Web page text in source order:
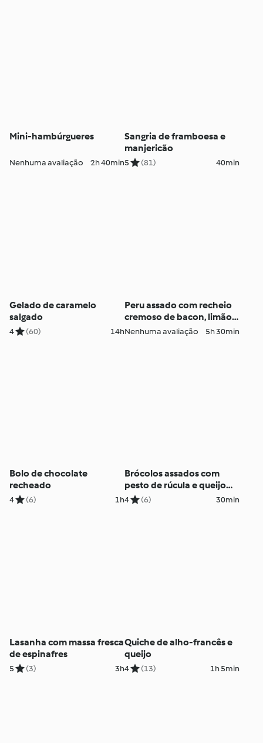
Mini-hambúrgueres
Nenhuma avaliação 2h 40min
Sangria de framboesa e
manjericão
5 (81) 40min
Gelado de caramelo
salgado
4 (60) 14h
Peru assado com recheio
cremoso de bacon, limão e
ervas
Nenhuma avaliação 5h 30min
Bolo de chocolate
recheado
4 (6) 1h
Brócolos assados com
pesto de rúcula e queijo
feta
4 (6) 30min
Lasanha com massa fresca
de espinafres
5 (3) 3h
Quiche de alho-francês e
queijo
4 (13) 1h 5min